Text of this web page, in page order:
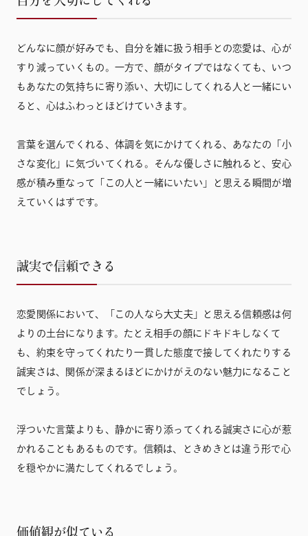
どんなに顔が好みでも、自分を雑に扱う相手との恋愛は、心が
すり減っていくもの。一方で、顔がタイプではなくても、いつ
もあなたの気持ちに寄り添い、大切にしてくれる人と一緒にい
ると、心はふわっとほどけていきます。
言葉を選んでくれる、体調を気にかけてくれる、あなたの「小
さな変化」に気づいてくれる。そんな優しさに触れると、安心
感が積み重なって「この人と一緒にいたい」と思える瞬間が増
えていくはずです。
誠実で信頼できる
恋愛関係において、「この人なら大丈夫」と思える信頼感は何
よりの土台になります。たとえ相手の顔にドキドキしなくて
も、約束を守ってくれたり一貫した態度で接してくれたりする
誠実さは、関係が深まるほどにかけがえのない魅力になること
でしょう。
浮ついた言葉よりも、静かに寄り添ってくれる誠実さに心が惹
かれることもあるものです。信頼は、ときめきとは違う形で心
を穏やかに満たしてくれるでしょう。
価値観が似ている